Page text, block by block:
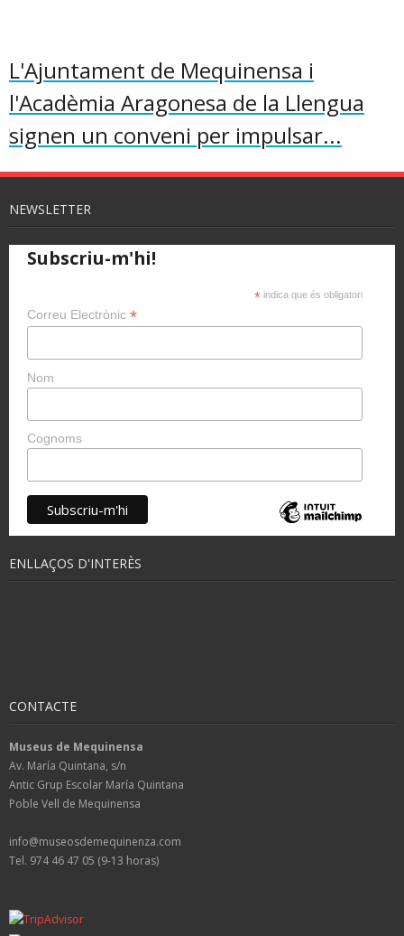
L'Ajuntament de Mequinensa i
l'Acadèmia Aragonesa de la Llengua
signen un conveni per impulsar...
NEWSLETTER
Subscriu-m'hi!
* indica que és obligatori
Correu Electrònic *
Nom
Cognoms
ENLLAÇOS D'INTERÈS
CONTACTE
Museus de Mequinensa
Av. María Quintana, s/n
Antic Grup Escolar María Quintana
Poble Vell de Mequinensa
info@museosdemequinenza.com
Tel. 974 46 47 05 (9-13 horas)